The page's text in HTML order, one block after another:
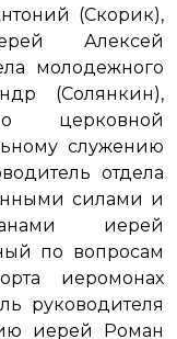
(Скорик),
Алексей
молодежного
(Солянкин),
церковной
служению
отдела
силами и
иерей
по вопросам
иеромонах
руководителя
иерей Роман